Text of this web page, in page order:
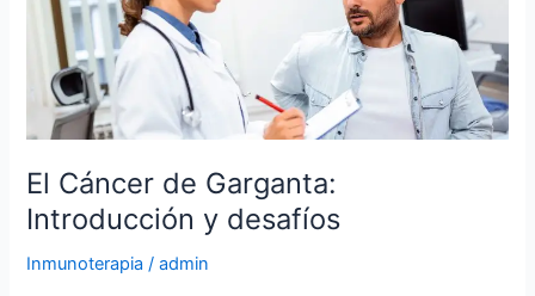
El Cáncer de Garganta:
Introducción y desafíos
Inmunoterapia /admin
Garganta:
Introducción
desafíos